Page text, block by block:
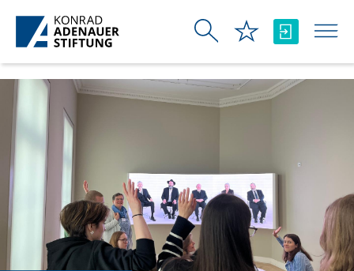
跳转到主内容